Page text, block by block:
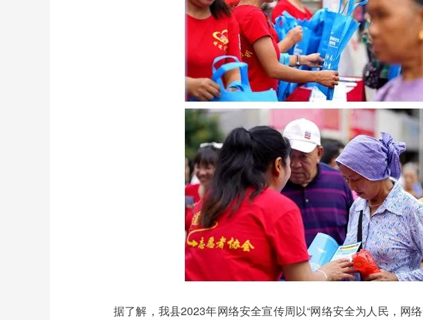
据了解，我县2023年网络安全宣传周以“网络安全为人民，网